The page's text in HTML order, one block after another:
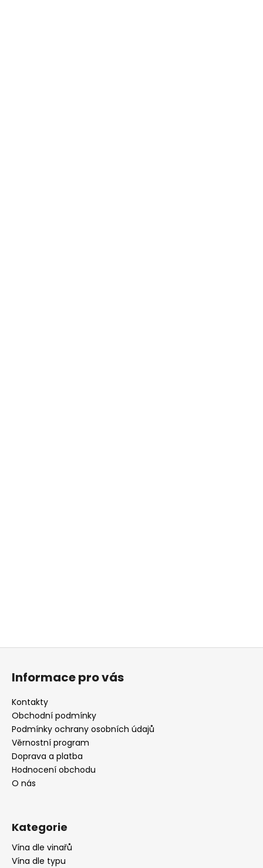
Informace pro vás
Kontakty
Obchodní podmínky
Podmínky ochrany osobních údajů
Věrnostní program
Doprava a platba
Hodnocení obchodu
O nás
Kategorie
Vína dle vinařů
Vína dle typu